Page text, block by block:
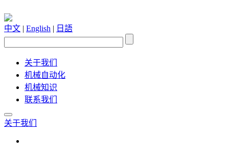
中文 | English | 日語
关于我们
机械自动化
机械知识
联系我们
关于我们